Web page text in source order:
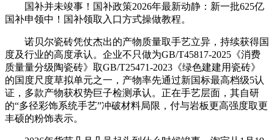
国补并未竣事！国补政策2026年最新动静：新一批625亿
国补申领中！国补领取入口方式操做教程。
诺贝尔瓷砖凭仗杰出的产物质量取手艺立异，持续获得国
度及行业的高度承认。企业不只做为GB/T45817-2025《消费
质量量分级陶瓷砖》取GB/T25471-2023《绿色建建用瓷砖》
的国度尺度草拟单元之一，产物率先通过新国标最高档级5认
证，多款产物获权势巨子检测承认。正在手艺层面，其自研
的“多径彩饰系统手艺”冲破材料局限，付与岩板更高强度取更
丰硕的粉饰表示。